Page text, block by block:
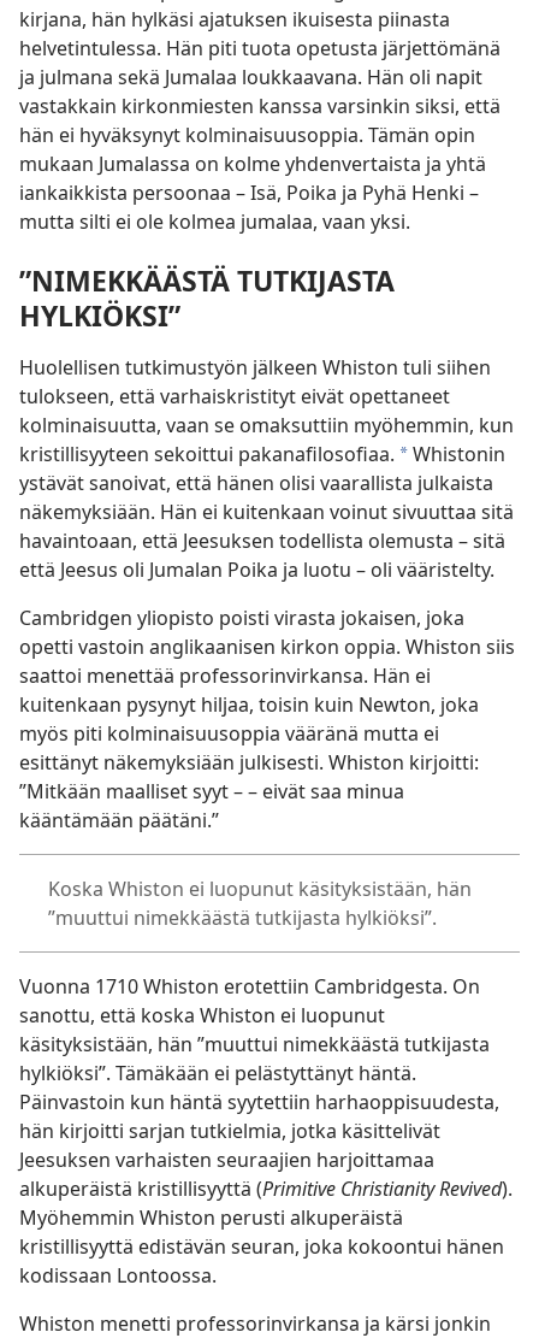
kirjana, hän hylkäsi ajatuksen ikuisesta piinasta
helvetintulessa. Hän piti tuota opetusta järjettömänä
ja julmana sekä Jumalaa loukkaavana. Hän oli napit
vastakkain kirkonmiesten kanssa varsinkin siksi, että
hän ei hyväksynyt kolminaisuusoppia. Tämän opin
mukaan Jumalassa on kolme yhdenvertaista ja yhtä
iankaikkista persoonaa – Isä, Poika ja Pyhä Henki –
mutta silti ei ole kolmea jumalaa, vaan yksi.
”NIMEKKÄÄSTÄ TUTKIJASTA
HYLKIÖKSI”
Huolellisen tutkimustyön jälkeen Whiston tuli siihen
tulokseen, että varhaiskristityt eivät opettaneet
kolminaisuutta, vaan se omaksuttiin myöhemmin, kun
kristillisyyteen sekoittui pakanafilosofiaa. *Whistonin
ystävät sanoivat, että hänen olisi vaarallista julkaista
näkemyksiään. Hän ei kuitenkaan voinut sivuuttaa sitä
havaintoaan, että Jeesuksen todellista olemusta – sitä
että Jeesus oli Jumalan Poika ja luotu – oli vääristelty.
Cambridgen yliopisto poisti virasta jokaisen, joka
opetti vastoin anglikaanisen kirkon oppia. Whiston siis
saattoi menettää professorinvirkansa. Hän ei
kuitenkaan pysynyt hiljaa, toisin kuin Newton, joka
myös piti kolminaisuusoppia vääränä mutta ei
esittänyt näkemyksiään julkisesti. Whiston kirjoitti:
”Mitkään maalliset syyt – – eivät saa minua
kääntämään päätäni.”
Koska Whiston ei luopunut käsityksistään, hän
”muuttui nimekkäästä tutkijasta hylkiöksi”.
Vuonna 1710 Whiston erotettiin Cambridgesta. On
sanottu, että koska Whiston ei luopunut
käsityksistään, hän ”muuttui nimekkäästä tutkijasta
hylkiöksi”. Tämäkään ei pelästyttänyt häntä.
Päinvastoin kun häntä syytettiin harhaoppisuudesta,
hän kirjoitti sarjan tutkielmia, jotka käsittelivät
Jeesuksen varhaisten seuraajien harjoittamaa
alkuperäistä kristillisyyttä (Primitive Christianity Revived).
Myöhemmin Whiston perusti alkuperäistä
kristillisyyttä edistävän seuran, joka kokoontui hänen
kodissaan Lontoossa.
Whiston menetti professorinvirkansa ja kärsi jonkin